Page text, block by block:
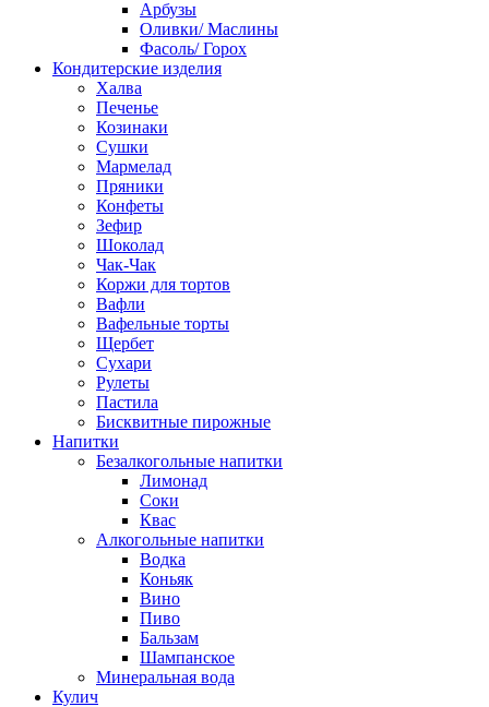
Арбузы
Оливки/ Маслины
Фасоль/ Горох
Кондитерские изделия
Халва
Печенье
Козинаки
Сушки
Мармелад
Пряники
Конфеты
Зефир
Шоколад
Чак-Чак
Коржи для тортов
Вафли
Вафельные торты
Щербет
Сухари
Рулеты
Пастила
Бисквитные пирожные
Напитки
Безалкогольные напитки
Лимонад
Соки
Квас
Алкогольные напитки
Водка
Коньяк
Вино
Пиво
Бальзам
Шампанское
Минеральная вода
Кулич